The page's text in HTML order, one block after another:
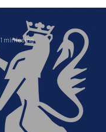
Miljø Ferie
1 min lesing